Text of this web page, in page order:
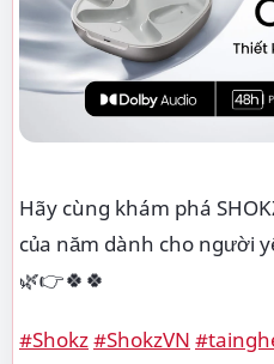
Hãy cùng khám phá
của năm dành cho người
🌿👉🍀🍀
#Shokz#ShokzVN